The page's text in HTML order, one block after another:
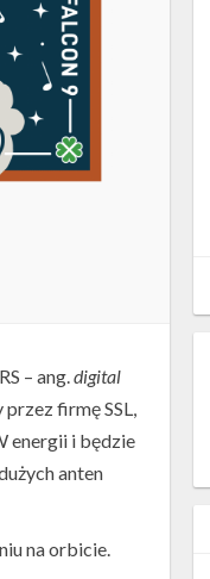
– ang.digital
firmę SSL,
energii i będzie
anten
na orbicie.